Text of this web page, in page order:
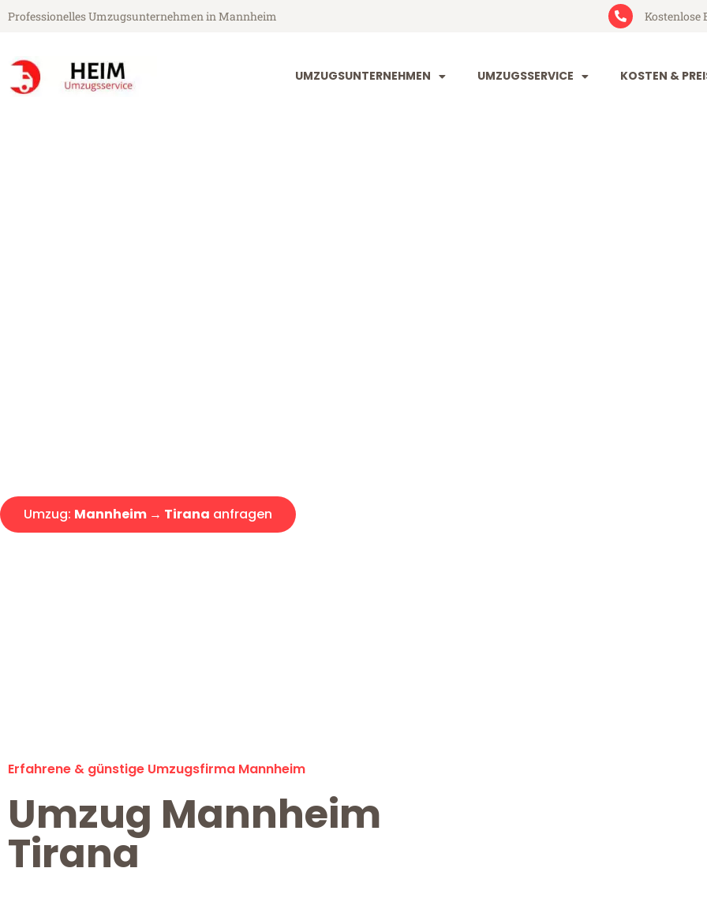
Professionelles Umzugsunternehmen in Mannheim Kostenlose
UMZUGSUNTERNEHMEN UMZUGSSERVICE KOSTEN &
Umzug: Mannheim → Tirana anfragen
Erfahrene & günstige Umzugsfirma Mannheim
Umzug Mannheim
Tirana